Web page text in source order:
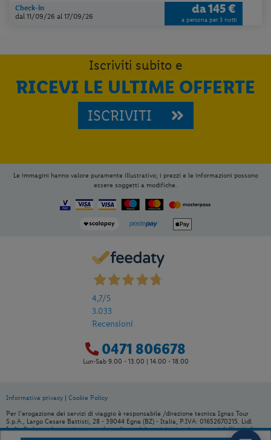
Check-in
dal 11/09/26al 17/09/26
da145 €
a persona per 3 notti
Iscriviti subito e
RICEVI LE ULTIME OFFERTE
ISCRIVITI
Le immagini hanno valore puramente illustrativo; i prezzi e le informazioni possono
essere soggetti a modifiche.
4,7/5
3.033
Recensioni
0471 806678
Lun-Sab 9.00 - 13.00 | 14.00 - 18.00
Informativa privacy
Cookie Policy
Per l’erogazione dei servizi di viaggio è responsabile /direzione tecnica Ignas Tour
S.p.A., Largo Cesare Battisti, 28 - 39044 Egna (BZ) - Italia, P.IVA: 01652670215. Lidl
Italia S.r.l. non è organizzatore né venditore del servizio viaggio, ai sensi dell’articolo
83 del Dlgs 206/2005. È venditore Ignas Tour S.p.A., Largo Cesare Battisti, 28 - 39044
Per aggiungereLidl Viaggi
Home, apri il menu opzioni evidenziato
dall' icona
e seleziona
applicazione